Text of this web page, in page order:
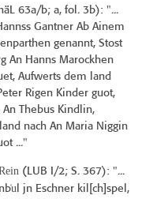
63a/b; a, fol. 3b): "...
Gantner Ab Ainem
genannt, Stost
An Hanns Marockhen
Aufwerts dem land
Rigen Kinder guot,
Thebus Kindlin,
nach An Maria Niggin
..."
( LUB I/2; S. 367): "...
̇ul jn Eschner kil[ch]spel,